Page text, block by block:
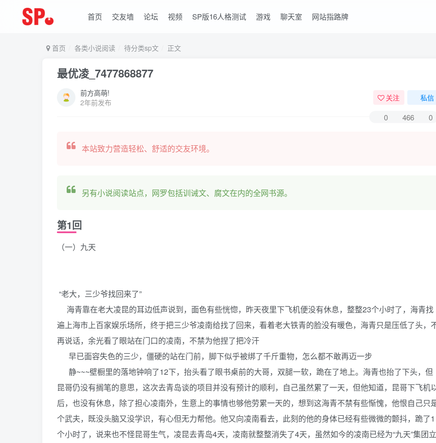
首页 交友墙 论坛 视频 SP版16人格测试 游戏 聊天室 网站指路牌
首页 各类小说阅读 待分类sp文 正文
最优凌_7477868877
前方高萌!
2年前发布
关注 私信
0 466 0
本站致力营造轻松、舒适的交友环境。
另有小说阅读站点，网罗包括训诫文、腐文在内的全网书源。
第1回
（一）九天
“老大，三少爷找回来了”
海青靠在老大凌昆的耳边低声说到，面色有些恍惚，昨天夜里下飞机便没有休息，整整23个小时了，海青找
遍上海市上百家娱乐场所，终于把三少爷凌南给找了回来，看着老大铁青的脸没有暖色，海青只是压低了头，
再说话，余光看了眼站在门口的凌南，不禁为他捏了把冷汗
早已面容失色的三少，僵硬的站在门前，脚下似乎被绑了千斤重物，怎么都不敢再迈一步
静~~~壁橱里的落地钟响了12下，抬头看了眼书桌前的大哥，双腿一软，跪在了地上。海青也抬了下头，但
昆哥仍没有搁笔的意思，这次去青岛谈的项目并没有预计的顺利，自己虽然累了一天，但他知道，昆哥下飞机
后，也没有休息，除了担心凌南外，生意上的事情也够他劳累一天的，想到这海青不禁有些惭愧，他恨自己只
个武夫，既没头脑又没学识，有心但无力帮他。他又向凌南看去，此刻的他的身体已经有些微微的颤抖，跪了1
个小时了，说来也不怪昆哥生气，凌昆去青岛4天，凌南就整整消失了4天，虽然如今的凌南已经为“九天”集团立